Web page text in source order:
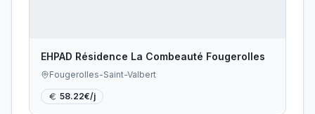
EHPAD Résidence La Combeauté Fougerolles
Fougerolles-Saint-Valbert
58.22€/j